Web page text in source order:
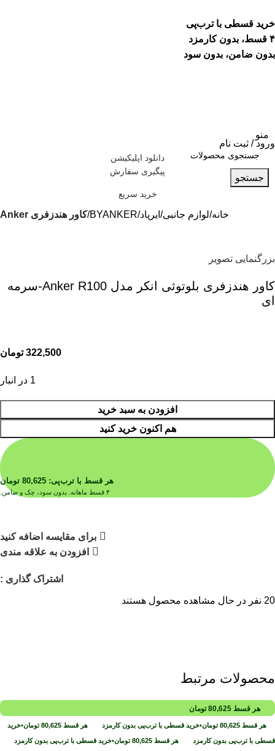
خرید قسطی با ترب‌پی
۴ قسط، بدون کارمزد
بدون ضامن، بدون سود
ورود / ثبت نام
دانلود اپلیکیشن
پیگیری سفارش
منو
جستجو
خرید سریع
خانه لوازم جانبی ایرپاد BYANKER کاور هندزفری Anker
بزرگنمایی تصویر
کاور هندزفری بلوتوثی انکر مدل Anker R100-سرمه
ای
322,500 تومان
1 در انبار
افزودن به سبد خرید
هم اکنون خرید کنید
هر قسط با ترب‌پی: 80,625 تومان
۴ قسط ماهانه. بدون سود، چک و ضامن.
برای مقایسه اضافه کنید
افزودن به علاقه مندی
اشتراک گذاری :
20 نفر در حال مشاهده محصول هستند
محصولات مرتبط
هر قسط 80,625 تومان
هر قسط 80,625 تومان•خرید قسطی با ترب‌پی بدون کارمزد هر قسط 80,625 تومان•خرید
قسطی با ترب‌پی بدون کارمزد هر قسط 80,625 تومان•خرید قسطی با ترب‌پی بدون کارمزد